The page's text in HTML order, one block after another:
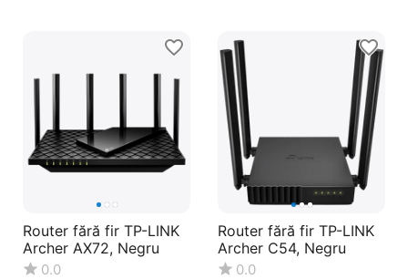
Router fără fir TP-LINK
Archer AX72, Negru
0.0
Router fără fir TP-LINK
Archer C54, Negru
0.0